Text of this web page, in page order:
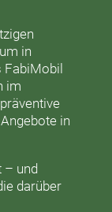
in
FabiMobil
im
in
– und
darüber